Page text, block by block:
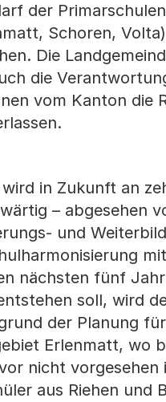
der
Schoren,
Die
die
vom Kanton die
in Zukunft an
– abgesehen
und
nächsten fünf
soll, wird
der Planung
Erlenmatt, wo
nicht
aus Riehen und